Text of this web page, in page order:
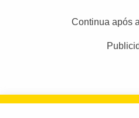
Continua após